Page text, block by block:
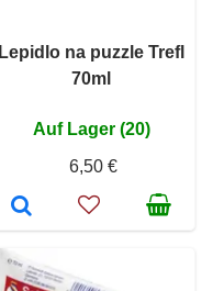
Lepidlo na puzzle Trefl
70ml
Auf Lager (20)
6,50 €